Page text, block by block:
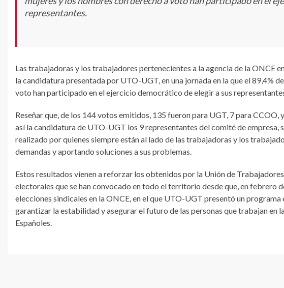
representantes.
Las trabajadoras y los trabajadores pertenecientes a la agencia de la ONCE
la candidatura presentada por UTO-UGT, en una jornada en la que el 89,4%
voto han participado en el ejercicio democrático de elegir a sus
Reseñar que, de los 144 votos emitidos, 135 fueron para UGT, 7 para
así la candidatura de UTO-UGT los 9 representantes del comité de empresa,
realizado por quienes siempre están al lado de las trabajadoras y los
demandas y aportando soluciones a sus problemas.
Estos resultados vienen a reforzar los obtenidos por la Unión de
electorales que se han convocado en todo el territorio desde que, en febrero
elecciones sindicales en la ONCE, en el que UTO-UGT presentó un
garantizar la estabilidad y asegurar el futuro de las personas que trabajan en
Españoles.